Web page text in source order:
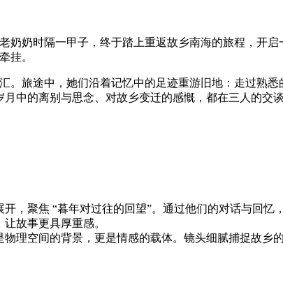
奶时隔一甲子，终于踏上重返故乡南海的旅程，开
挂。
旅途中，她们沿着记忆中的足迹重游旧地：走过熟
的离别与思念、对故乡变迁的感慨，都在三人的交
，聚焦 “暮年对过往的回望”。通过他们的对话与回
故事更具厚重感。
理空间的背景，更是情感的载体。镜头细腻捕捉故乡